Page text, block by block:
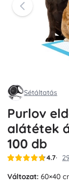
Sétáltatás
Purlov
alátétek
100 db
4.7
Változat: 60×40